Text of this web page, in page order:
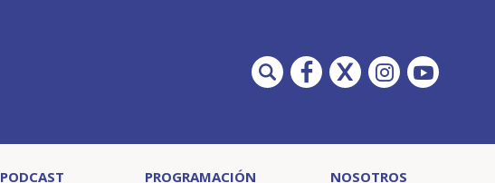
PODCAST PROGRAMACIÓN NOSOTROS